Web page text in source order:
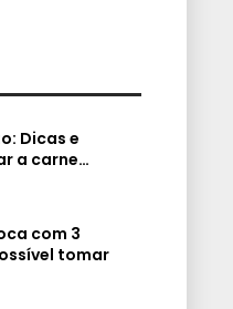
Dicas e
a carne…
com 3
tomar